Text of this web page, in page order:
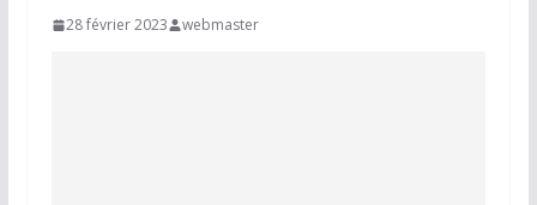
28 février 2023 webmaster